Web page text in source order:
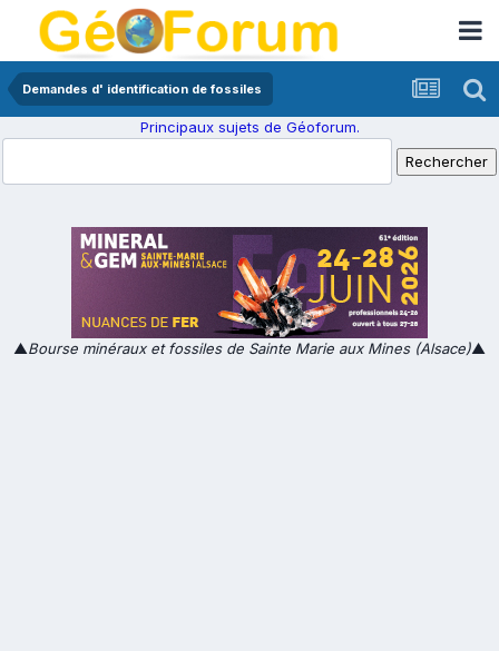
Demandes d' identification de fossiles
Principaux sujets de Géoforum.
▲Bourse minéraux et fossiles de Sainte Marie aux Mines (Alsace)▲